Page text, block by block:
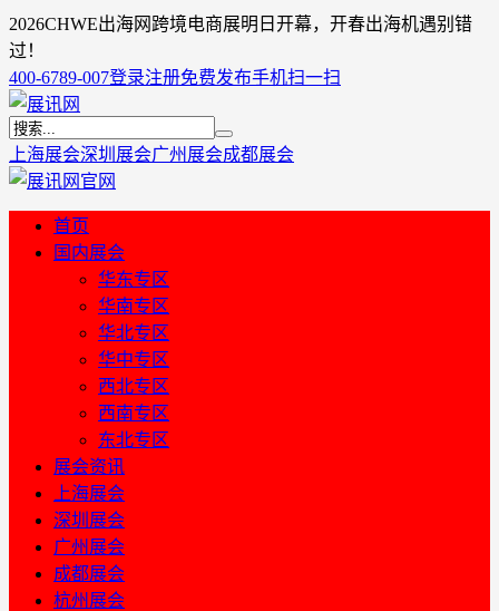
2026CHWE出海网跨境电商展明日开幕，开春出海机遇别错
过！
400-6789-007登录注册免费发布手机扫一扫
上海展会深圳展会广州展会成都展会
首页
国内展会
华东专区
华南专区
华北专区
华中专区
西北专区
西南专区
东北专区
展会资讯
上海展会
深圳展会
广州展会
成都展会
杭州展会